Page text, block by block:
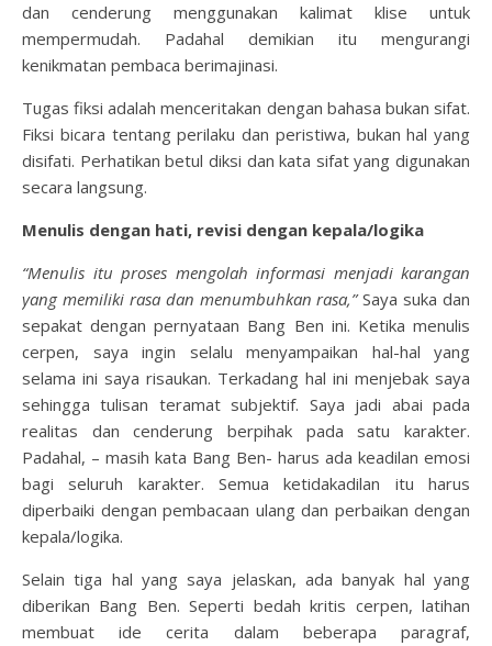
dan cenderung menggunakan kalimat klise untuk
mempermudah. Padahal demikian itu mengurangi
kenikmatan pembaca berimajinasi.
Tugas fiksi adalah menceritakan dengan bahasa bukan sifat.
Fiksi bicara tentang perilaku dan peristiwa, bukan hal yang
disifati. Perhatikan betul diksi dan kata sifat yang digunakan
secara langsung.
Menulis dengan hati, revisi dengan kepala/logika
“Menulis itu proses mengolah informasi menjadi karangan
yang memiliki rasa dan menumbuhkan rasa,”Saya suka dan
sepakat dengan pernyataan Bang Ben ini. Ketika menulis
cerpen, saya ingin selalu menyampaikan hal-hal yang
selama ini saya risaukan. Terkadang hal ini menjebak saya
sehingga tulisan teramat subjektif. Saya jadi abai pada
realitas dan cenderung berpihak pada satu karakter.
Padahal, – masih kata Bang Ben- harus ada keadilan emosi
bagi seluruh karakter. Semua ketidakadilan itu harus
diperbaiki dengan pembacaan ulang dan perbaikan dengan
kepala/logika.
Selain tiga hal yang saya jelaskan, ada banyak hal yang
diberikan Bang Ben. Seperti bedah kritis cerpen, latihan
membuat ide cerita dalam beberapa paragraf,